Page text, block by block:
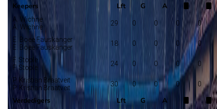
Keepers Lft G A
A. Wichne
A. Wichne
29 0 0 0 0
E. Boee Fauskanger
E. Boee Fauskanger
18 0 0 0 0
F. Stople
F. Stople
24 0 0 0 0
P. Kristian Braatveit
P. Kristian Braatveit
30 0 0 0 0
Verdedigers Lft G A